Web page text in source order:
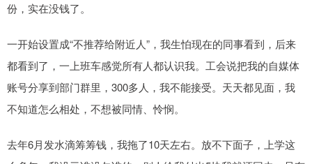
份，实在没钱了。
一开始设置成“不推荐给附近人”，我生怕现在的同事看到，后来
都看到了，一上班车感觉所有人都认识我。工会说把我的自媒体
账号分享到部门群里，300多人，我不能接受。天天都见面，我
不知道怎么相处，不想被同情、怜悯。
去年6月发水滴筹筹钱，我拖了10天左右。放不下面子，上学这